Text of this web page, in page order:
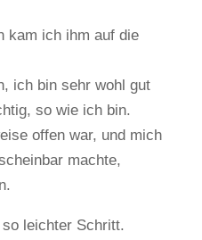
kam ich ihm auf die
ich bin sehr wohl gut
so wie ich bin.
offen war, und mich
machte,
leichter Schritt.